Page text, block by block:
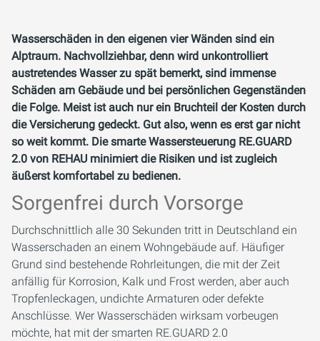
Wasserschäden in den eigenen vier Wänden sind ein
Alptraum. Nachvollziehbar, denn wird unkontrolliert
austretendes Wasser zu spät bemerkt, sind immense
Schäden am Gebäude und bei persönlichen Gegenständen
die Folge. Meist ist auch nur ein Bruchteil der Kosten durch
die Versicherung gedeckt. Gut also, wenn es erst gar nicht
so weit kommt. Die smarte Wassersteuerung RE.GUARD
2.0 von REHAU minimiert die Risiken und ist zugleich
äußerst komfortabel zu bedienen.
Sorgenfrei durch Vorsorge
Durchschnittlich alle 30 Sekunden tritt in Deutschland ein
Wasserschaden an einem Wohngebäude auf. Häufiger
Grund sind bestehende Rohrleitungen, die mit der Zeit
anfällig für Korrosion, Kalk und Frost werden, aber auch
Tropfenleckagen, undichte Armaturen oder defekte
Anschlüsse. Wer Wasserschäden wirksam vorbeugen
möchte, hat mit der smarten RE.GUARD 2.0